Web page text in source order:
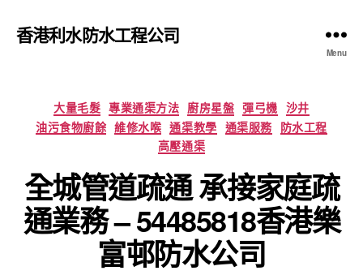
香港利水防水工程公司
Menu
Categories
大量毛髮 專業通渠方法 廚房星盤 彈弓機 沙井
油污食物廚餘 維修水喉 通渠教學 通渠服務 防水工程
高壓通渠
全城管道疏通 承接家庭疏
通業務 – 54485818香港樂
富邨防水公司